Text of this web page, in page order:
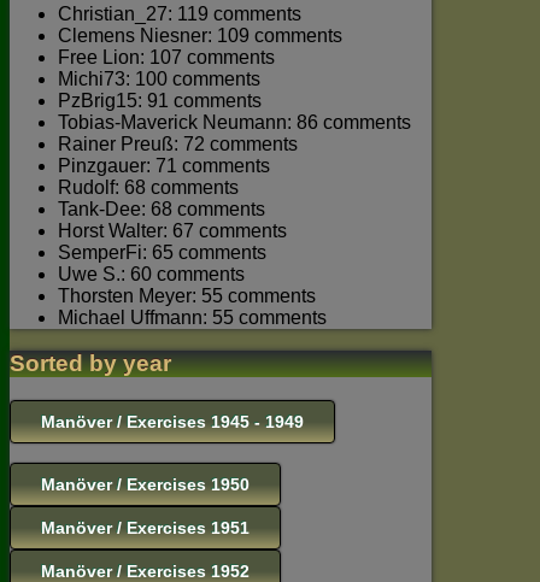
Christian_27: 119 comments
Clemens Niesner: 109 comments
Free Lion: 107 comments
Michi73: 100 comments
PzBrig15: 91 comments
Tobias-Maverick Neumann: 86 comments
Rainer Preuß: 72 comments
Pinzgauer: 71 comments
Rudolf: 68 comments
Tank-Dee: 68 comments
Horst Walter: 67 comments
SemperFi: 65 comments
Uwe S.: 60 comments
Thorsten Meyer: 55 comments
Michael Uffmann: 55 comments
Sorted by year
Manöver / Exercises 1945 - 1949
Manöver / Exercises 1950
Manöver / Exercises 1951
Manöver / Exercises 1952